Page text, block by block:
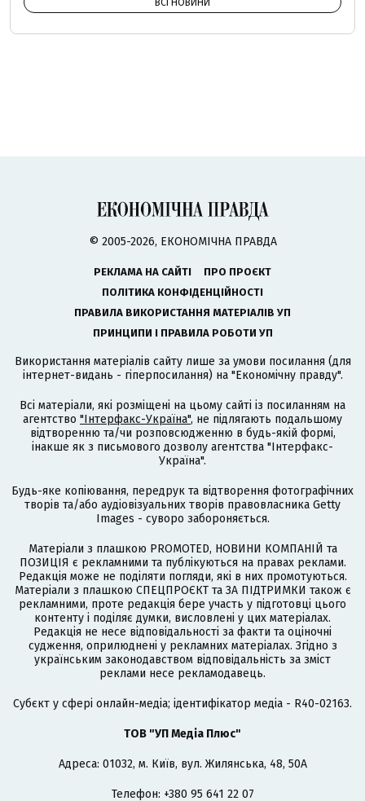
ВСІ НОВИНИ
© 2005-2026, ЕКОНОМІЧНА ПРАВДА
РЕКЛАМА НА САЙТІ
ПРО ПРОЄКТ
ПОЛІТИКА КОНФІДЕНЦІЙНОСТІ
ПРАВИЛА ВИКОРИСТАННЯ МАТЕРІАЛІВ УП
ПРИНЦИПИ І ПРАВИЛА РОБОТИ УП
Використання матеріалів сайту лише за умови посилання (для
інтернет-видань - гіперпосилання) на "Економічну правду".
Всі матеріали, які розміщені на цьому сайті із посиланням на
агентство "Інтерфакс-Україна", не підлягають подальшому
відтворенню та/чи розповсюдженню в будь-якій формі,
інакше як з письмового дозволу агентства "Інтерфакс-
Україна".
Будь-яке копіювання, передрук та відтворення фотографічних
творів та/або аудіовізуальних творів правовласника Getty
Images - суворо забороняється.
Матеріали з плашкою PROMOTED, НОВИНИ КОМПАНІЙ та
ПОЗИЦІЯ є рекламними та публікуються на правах реклами.
Редакція може не поділяти погляди, які в них промотуються.
Матеріали з плашкою СПЕЦПРОЄКТ та ЗА ПІДТРИМКИ також є
рекламними, проте редакція бере участь у підготовці цього
контенту і поділяє думки, висловлені у цих матеріалах.
Редакція не несе відповідальності за факти та оціночні
судження, оприлюднені у рекламних матеріалах. Згідно з
українським законодавством відповідальність за зміст
реклами несе рекламодавець.
Cубєкт у сфері онлайн-медіа; ідентифікатор медіа - R40-02163.
ТОВ "УП Медіа Плюс"
Адреса: 01032, м. Київ, вул. Жилянська, 48, 50А
Телефон: +380 95 641 22 07